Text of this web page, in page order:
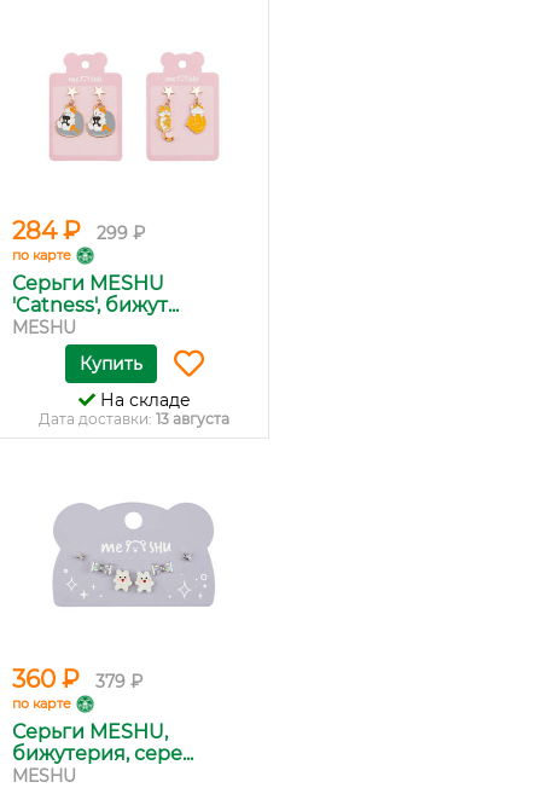
284 ₽ 299 ₽
по карте
Серьги MESHU
'Catness', бижут...
MESHU
Купить
На складе
Дата доставки: 13 августа
360 ₽ 379 ₽
по карте
Серьги MESHU,
бижутерия, сере...
MESHU